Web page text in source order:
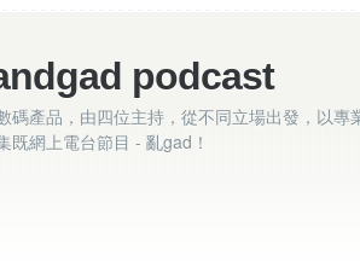
podcast
碼產品，由四位主持，從不同立場出發，以專
既網上電台節目 - 亂gad！